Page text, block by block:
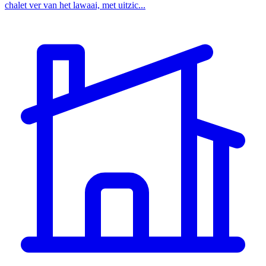
chalet ver van het lawaai, met uitzic...